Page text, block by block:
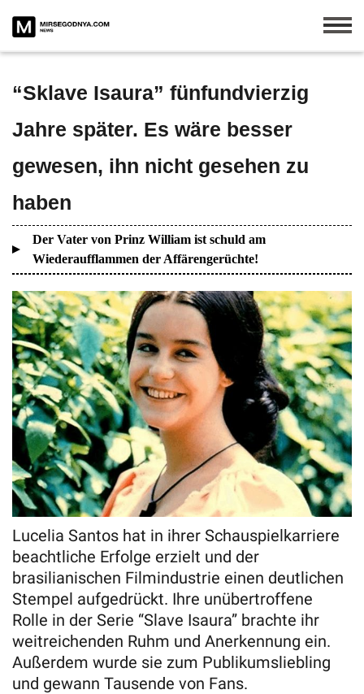
“Sklave Isaura” fünfundvierzig
Jahre später. Es wäre besser
gewesen, ihn nicht gesehen zu
haben
Der Vater von Prinz William ist schuld am
Wiederaufflammen der Affärengerüchte!
Lucelia Santos hat in ihrer Schauspielkarriere
beachtliche Erfolge erzielt und der
brasilianischen Filmindustrie einen deutlichen
Stempel aufgedrückt. Ihre unübertroffene
Rolle in der Serie “Slave Isaura” brachte ihr
weitreichenden Ruhm und Anerkennung ein.
Außerdem wurde sie zum Publikumsliebling
und gewann Tausende von Fans.